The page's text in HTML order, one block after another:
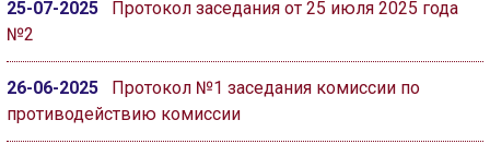
25-07-2025
Протокол заседания от 25 июля 2025 года
№2
26-06-2025
Протокол №1 заседания комиссии по
противодействию комиссии